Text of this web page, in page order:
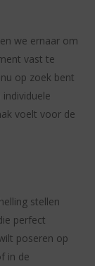
we ernaar om
vast te
op zoek bent
voelt voor de
stellen
perfect
poseren op
in de